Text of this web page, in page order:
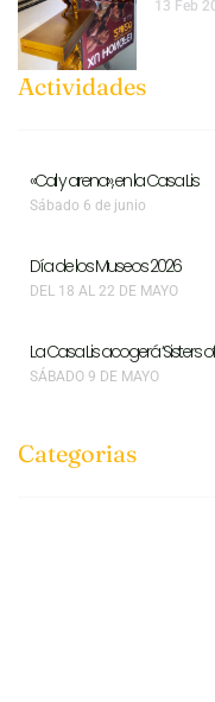
13 Feb
Actividades
«Cal y arena», en la Casa Lis
Sábado 6 de junio
Día de los Museos 2026
DEL 18 AL 22 DE MAYO
La Casa Lis acogerá
SÁBADO 9 DE MAYO
Categorias